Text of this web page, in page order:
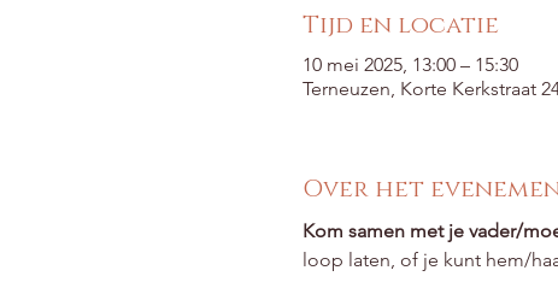
Tijd en locatie
10 mei 2025, 13:00 – 15:30
Terneuzen, Korte Kerkstraat
Over het
Kom samen met je vader/
loop laten, of je kunt hem/